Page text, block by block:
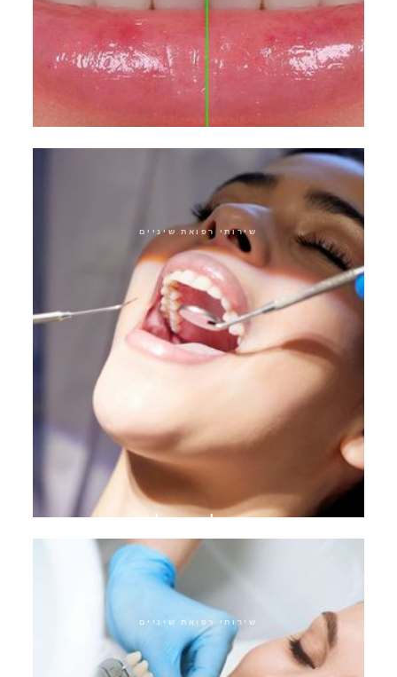
עיצוב חיוך מבוסס גנטית
שירותי רפואת שיניים
טיפול ביופילם
שירותי רפואת שיניים